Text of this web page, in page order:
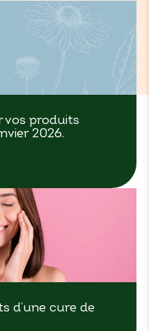
vos produits
2026.
d’une cure de